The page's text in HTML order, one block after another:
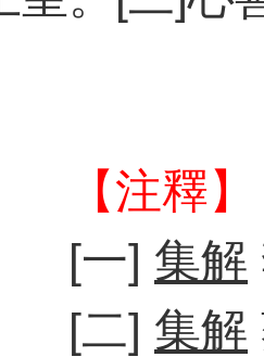
【注釋】
[一] 集解
[二] 集解